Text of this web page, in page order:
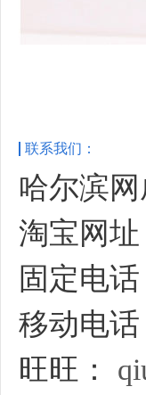
联系我们：
哈尔滨
淘宝网址
固定电话
移动电话
旺旺：